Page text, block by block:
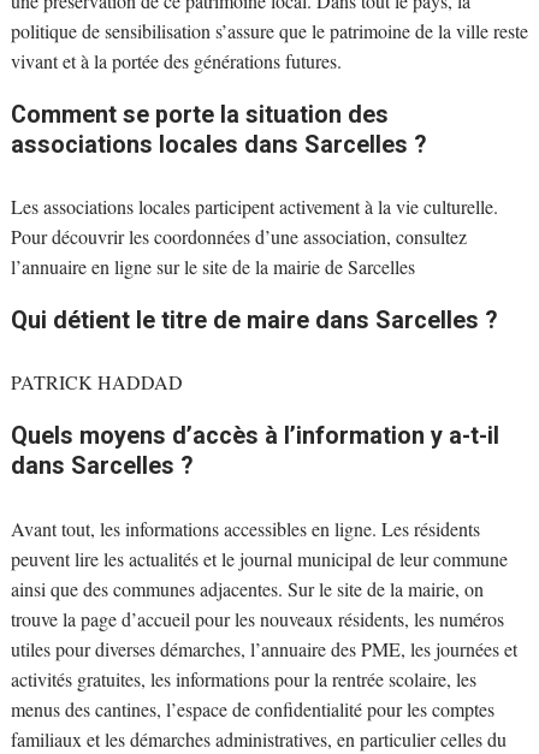
politique de sensibilisation s’assure que le patrimoine de la ville reste
vivant et à la portée des générations futures.
Comment se porte la situation des
associations locales dans Sarcelles ?
Les associations locales participent activement à la vie culturelle.
Pour découvrir les coordonnées d’une association, consultez
l’annuaire en ligne sur le site de la mairie de Sarcelles
Qui détient le titre de maire dans Sarcelles ?
PATRICK HADDAD
Quels moyens d’accès à l’information y a-t-il
dans Sarcelles ?
Avant tout, les informations accessibles en ligne. Les résidents
peuvent lire les actualités et le journal municipal de leur commune
ainsi que des communes adjacentes. Sur le site de la mairie, on
trouve la page d’accueil pour les nouveaux résidents, les numéros
utiles pour diverses démarches, l’annuaire des PME, les journées et
activités gratuites, les informations pour la rentrée scolaire, les
menus des cantines, l’espace de confidentialité pour les comptes
familiaux et les démarches administratives, en particulier celles du